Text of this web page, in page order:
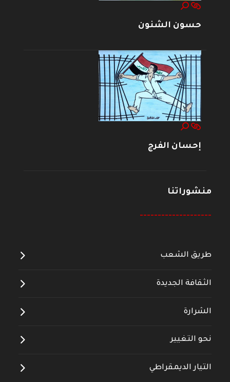
حسون الشنون
إحسان الفرج
منشوراتنا
--------------------
طريق الشعب
الثقافة الجديدة
الشرارة
نحو التغيير
التيار الديمقراطي